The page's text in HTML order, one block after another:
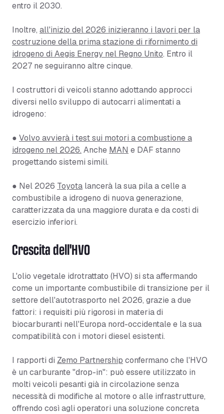
entro il 2030.
Inoltre, all'inizio del 2026 inizieranno i lavori per la
costruzione della prima stazione di rifornimento di
idrogeno di Aegis Energy nel Regno Unito. Entro il
2027 ne seguiranno altre cinque.
I costruttori di veicoli stanno adottando approcci
diversi nello sviluppo di autocarri alimentati a
idrogeno:
● Volvo avvierà i test sui motori a combustione a
idrogeno nel 2026. Anche MAN e DAF stanno
progettando sistemi simili.
● Nel 2026 Toyota lancerà la sua pila a celle a
combustibile a idrogeno di nuova generazione,
caratterizzata da una maggiore durata e da costi di
esercizio inferiori.
Crescita dell'HVO
L'olio vegetale idrotrattato (HVO) si sta affermando
come un importante combustibile di transizione per il
settore dell'autotrasporto nel 2026, grazie a due
fattori: i requisiti più rigorosi in materia di
biocarburanti nell'Europa nord-occidentale e la sua
compatibilità con i motori diesel esistenti.
I rapporti di Zemo Partnership confermano che l'HVO
è un carburante "drop-in": può essere utilizzato in
molti veicoli pesanti già in circolazione senza
necessità di modifiche al motore o alle infrastrutture,
offrendo così agli operatori una soluzione concreta